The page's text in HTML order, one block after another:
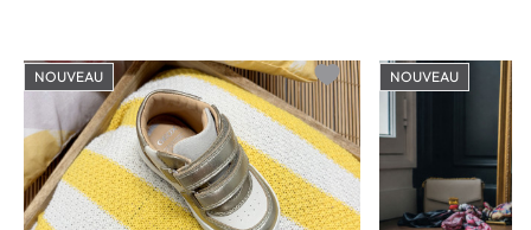
wishlist
NOUVEAU
Add to wishlist
NOUVEAU